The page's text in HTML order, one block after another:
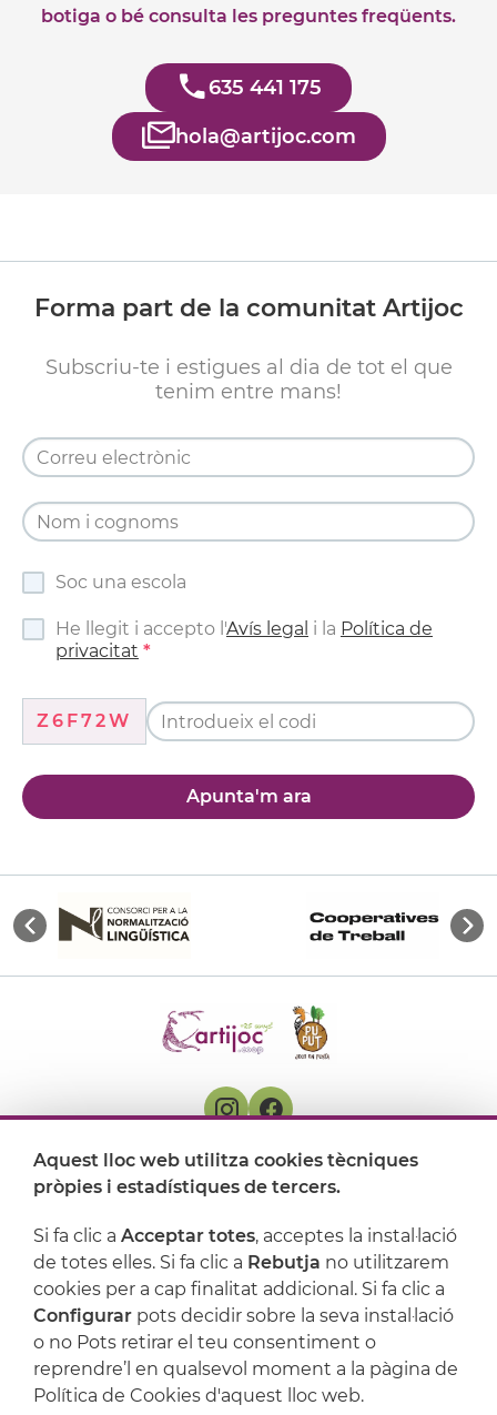
botiga o bé consulta les preguntes freqüents.
635 441 175
hola@artijoc.com
Forma part de la comunitat Artijoc
Subscriu-te i estigues al dia de tot el que
tenim entre mans!
Soc una escola
He llegit i accepto l'Avís legal i la Política de
privacitat
Z6F72W
Apunta'm ara
On ens trobem
Suport
Aquest lloc web utilitza cookies tècniques
pròpies i estadístiques de tercers.
Si fa clic a Acceptar totes, acceptes la instal·lació
de totes elles. Si fa clic a Rebutja no utilitzarem
cookies per a cap finalitat addicional. Si fa clic a
Configurar pots decidir sobre la seva instal·lació
o no Pots retirar el teu consentiment o
reprendre’l en qualsevol moment a la pàgina de
Política de Cookies d'aquest lloc web.